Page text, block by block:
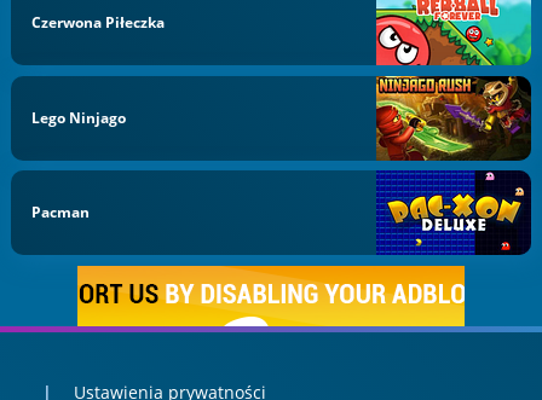
Czerwona Piłeczka
Lego Ninjago
Pacman
Ustawienia prywatności